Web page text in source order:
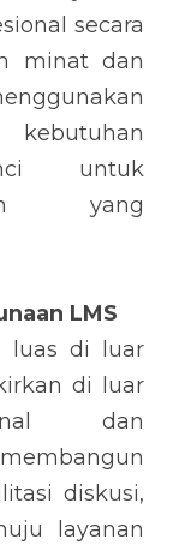
secara
minat dan
untuk
yang
LMS
luas di luar
di luar
dan
diskusi,
layanan